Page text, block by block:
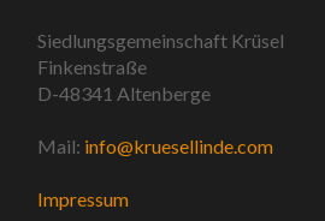
Siedlungsgemeinschaft Krüsel
Finkenstraße
D-48341 Altenberge
Mail: info@kruesellinde.com
Impressum